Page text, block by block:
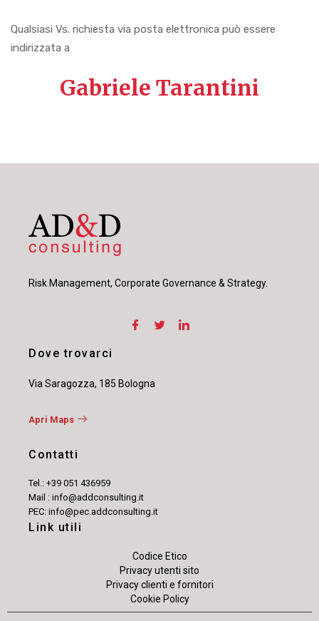
Qualsiasi Vs. richiesta via posta elettronica può essere
indirizzata a
Gabriele Tarantini
Risk Management, Corporate Governance & Strategy.
Dove trovarci
Via Saragozza, 185 Bologna
Apri Maps
Contatti
Tel.: +39 051 436959
Mail : info@addconsulting.it
PEC: info@pec.addconsulting.it
Link utili
Codice Etico
Privacy utenti sito
Privacy clienti e fornitori
Cookie Policy